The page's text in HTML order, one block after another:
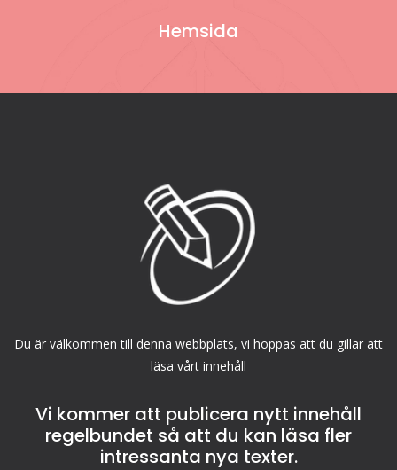
Hemsida
Du är välkommen till denna webbplats, vi hoppas att du gillar att
läsa vårt innehåll
Vi kommer att publicera nytt innehåll
regelbundet så att du kan läsa fler
intressanta nya texter.